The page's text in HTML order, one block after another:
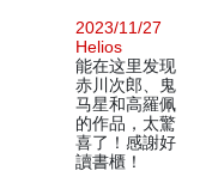
2023/11/27
Helios
能在这里发现
赤川次郎、鬼
马星和高羅佩
的作品，太驚
喜了！感謝好
讀書櫃！